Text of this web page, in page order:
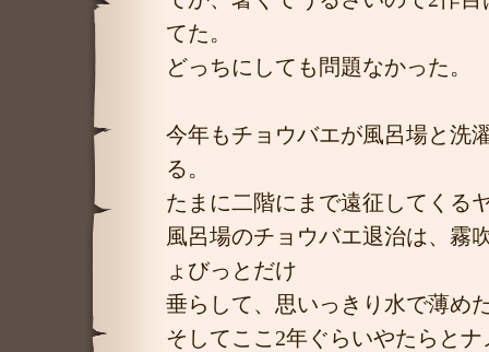
てた。
どっちにしても問題なかった。
今年もチョウバエが風呂場と洗
る。
たまに二階にまで遠征してくる
風呂場のチョウバエ退治は、霧
ょびっとだけ
垂らして、思いっきり水で薄め
そしてここ2年ぐらいやたらと